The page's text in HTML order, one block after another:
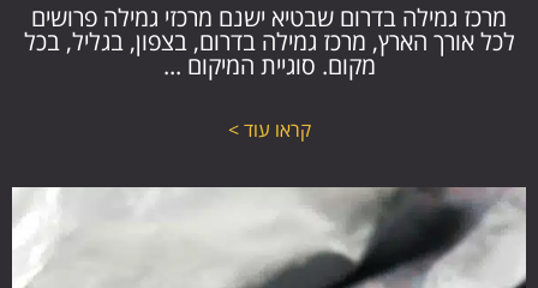
מרכז גמילה בדרום שבטיא ישנם מרכזי גמילה פרושים
לכל אורך הארץ, מרכז גמילה בדרום, בצפון, בגליל, בכל
מקום. סוגיית המיקום ...
קראו עוד >